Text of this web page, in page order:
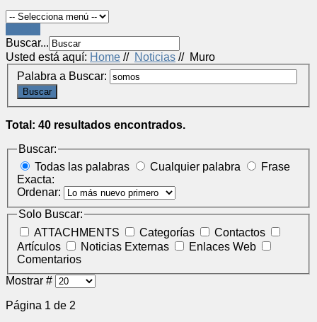
Buscar...
Usted está aquí: Home // Noticias // Muro
Palabra a Buscar:
Buscar
Total: 40 resultados encontrados.
Buscar:
Todas las palabras
Cualquier palabra
Frase
Exacta:
Ordenar:
Solo Buscar:
ATTACHMENTS
Categorías
Contactos
Artículos
Noticias Externas
Enlaces Web
Comentarios
Mostrar #
Página 1 de 2